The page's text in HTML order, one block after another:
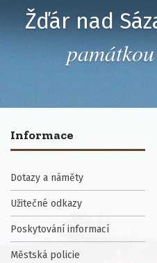
Žďár nad
Informace
Dotazy a náměty
Užitečné odkazy
Poskytování informací
Městská policie